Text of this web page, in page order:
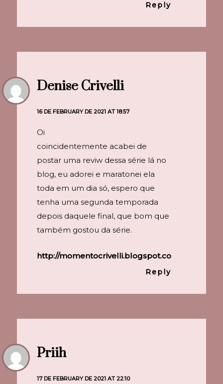
Reply
Denise Crivelli
16 DE FEBRUARY DE 2021 AT 18:57
Oi
coincidentemente acabei de
postar uma reviw dessa série lá no
blog, eu adorei e maratonei ela
toda em um dia só, espero que
tenha uma segunda temporada
depois daquele final, que bom que
também gostou da série.
http://momentocrivelli.blogspot.com/
Reply
Priih
17 DE FEBRUARY DE 2021 AT 22:10